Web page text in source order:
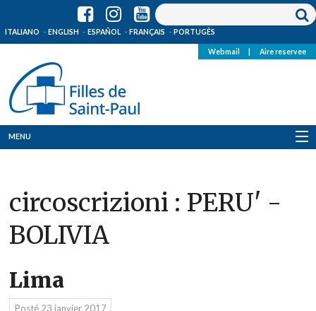
ITALIANO ENGLISH ESPAÑOL FRANÇAIS PORTUGÊS
Webmail Aire reservee
MENU
Où sommes-nous
News
Ressources
Media
circoscrizioni : PERU' -
BOLIVIA
Lima
Posté 23 janvier 2017